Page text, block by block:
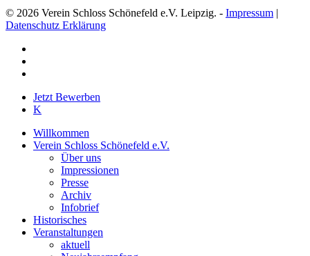
© 2026 Verein Schloss Schönefeld e.V. Leipzig. - Impressum |
Datenschutz Erklärung
Close
Menu
Jetzt Bewerben
K
Willkommen
Verein Schloss Schönefeld e.V.
Über uns
Impressionen
Presse
Archiv
Infobrief
Historisches
Veranstaltungen
aktuell